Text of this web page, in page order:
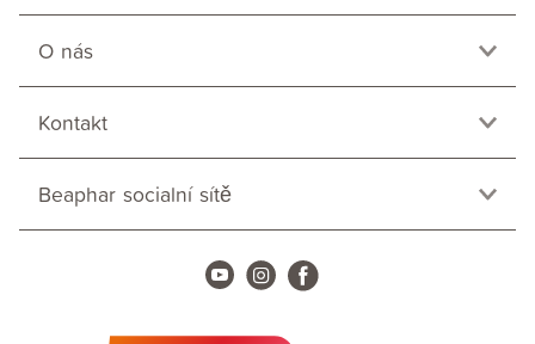
O nás
Kontakt
Beaphar socialní sítě